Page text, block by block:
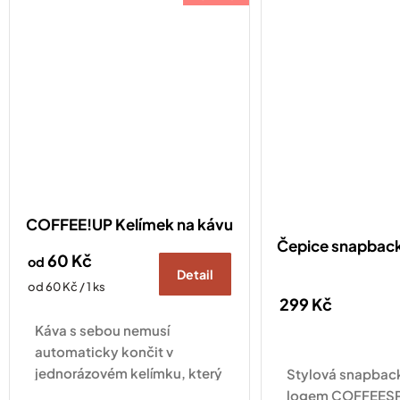
COFFEE!UP Kelímek na kávu
od 60 Kč
Měrná
od 60 Kč / 1 ks
Detail
Káva s sebou nemusí
automaticky končit v
jednorázovém kelímku, který
Čepice
299 Kč
Stylová
logem